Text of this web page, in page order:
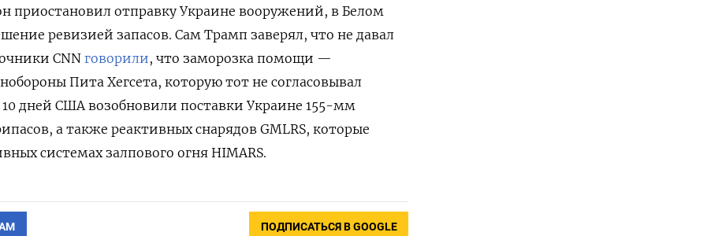
приостановил отправку Украине вооружений, в Белом
ревизией запасов. Сам Трамп заверял, что не давал
CNN говорили, что заморозка помощи —
Пита Хегсета, которую тот не согласовывал
10 дней США возобновили поставки Украине 155-мм
а также реактивных снарядов GMLRS, которые
системах залпового огня HIMARS.
ПОДПИСАТЬСЯ В GOOGLE